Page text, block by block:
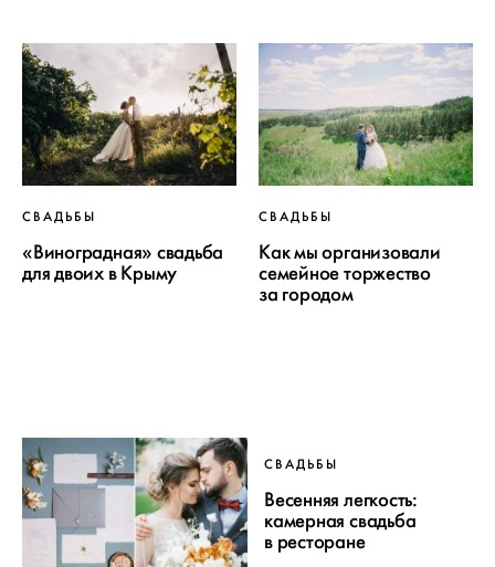
СВАДЬБЫ
«Виноградная» свадьба
для двоих в Крыму
СВАДЬБЫ
Как мы организовали
семейное торжество
за городом
СВАДЬБЫ
Весенняя легкость:
камерная свадьба
в ресторане